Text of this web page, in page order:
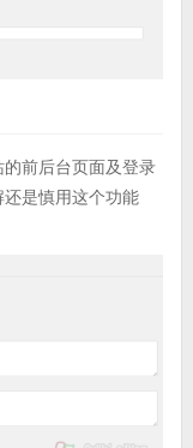
前后台页面及登录
是慎用这个功能